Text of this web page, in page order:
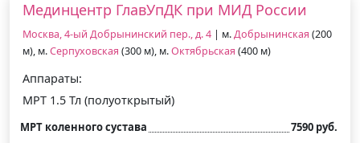
Мединцентр ГлавУпДК при МИД России
Москва, 4-ый Добрынинский пер., д. 4 | м.Добрынинская (200
м), м.Серпуховская (300 м), м.Октябрьская (400 м)
Аппараты:
МРТ 1.5 Тл (полуоткрытый)
МРТ коленного сустава 7590 руб.